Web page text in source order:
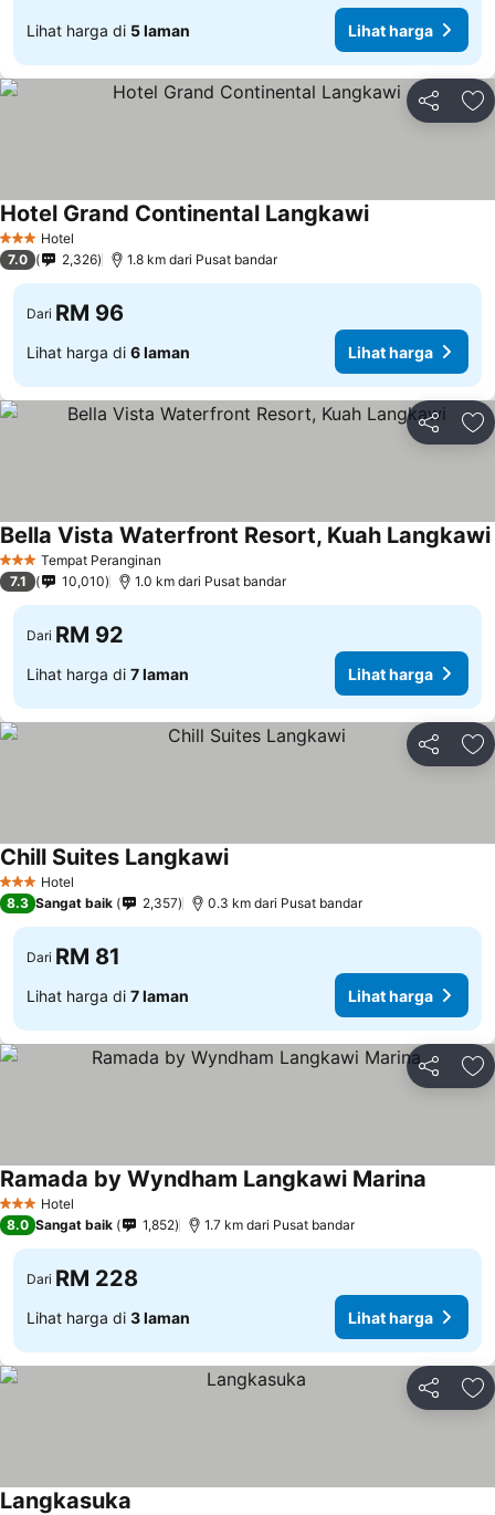
Lihat harga di 5 laman Lihat harga
Kongsi
3 BintangHotel
Hotel Grand Continental Langkawi
7.0 2,326 1.8 km dari Pusat bandar
Dari RM 96
Lihat harga di 6 laman Lihat harga
Kongsi
3 BintangTempat Peranginan
Bella Vista Waterfront Resort, Kuah Langkawi
7.1 10,010 1.0 km dari Pusat bandar
Dari RM 92
Lihat harga di 7 laman Lihat harga
Kongsi
3 BintangHotel
Chill Suites Langkawi
8.3 Sangat baik 2,357 0.3 km dari Pusat bandar
Dari RM 81
Lihat harga di 7 laman Lihat harga
Kongsi
3 BintangHotel
Ramada by Wyndham Langkawi Marina
8.0 Sangat baik 1,852 1.7 km dari Pusat bandar
Dari RM 228
Lihat harga di 3 laman Lihat harga
Kongsi
Langkasuka